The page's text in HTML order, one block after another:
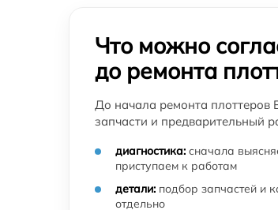
Что можно
до ремонта
До начала ремонта плоттеров
запчасти и предварительный
диагностика: сначала
приступаем к работам
детали: подбор запчастей и
отдельно